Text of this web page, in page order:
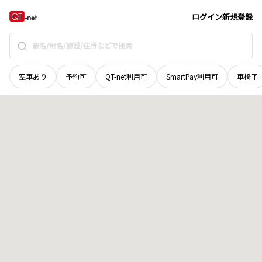
ログイン新規登録
空車あり 予約可 QT-net利用可 SmartPay利用可 車椅子
茨城県